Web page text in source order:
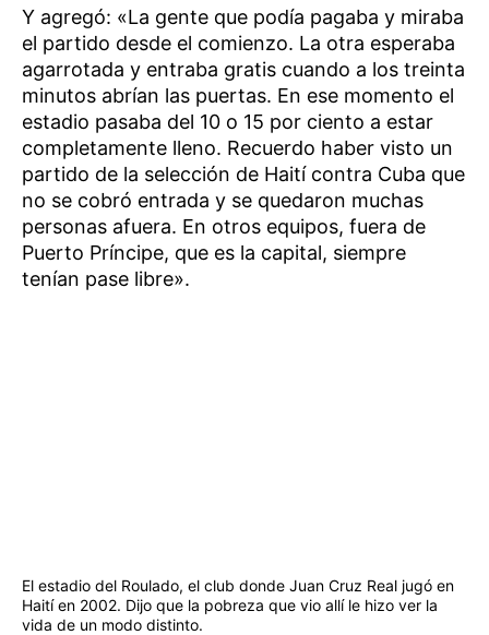
Y agregó: «La gente que podía pagaba y miraba
el partido desde el comienzo. La otra esperaba
agarrotada y entraba gratis cuando a los treinta
minutos abrían las puertas. En ese momento el
estadio pasaba del 10 o 15 por ciento a estar
completamente lleno. Recuerdo haber visto un
partido de la selección de Haití contra Cuba que
no se cobró entrada y se quedaron muchas
personas afuera. En otros equipos, fuera de
Puerto Príncipe, que es la capital, siempre
tenían pase libre».
El estadio del Roulado, el club donde Juan Cruz Real jugó en
Haití en 2002. Dijo que la pobreza que vio allí le hizo ver la
vida de un modo distinto.